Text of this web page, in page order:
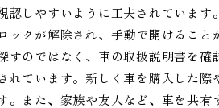
認しやすいように工夫されています
ックが解除され、手動で開けるこ
すのではなく、車の取扱説明書を
れています。新しく車を購入した
。また、家族や友人など、車を共